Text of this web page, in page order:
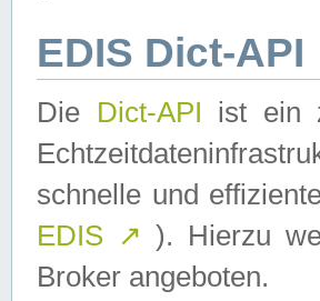
EDIS Dict-API
Die Dict-API ist ein
schnelle und
EDIS ↗ ). Hierzu
Broker angeboten.